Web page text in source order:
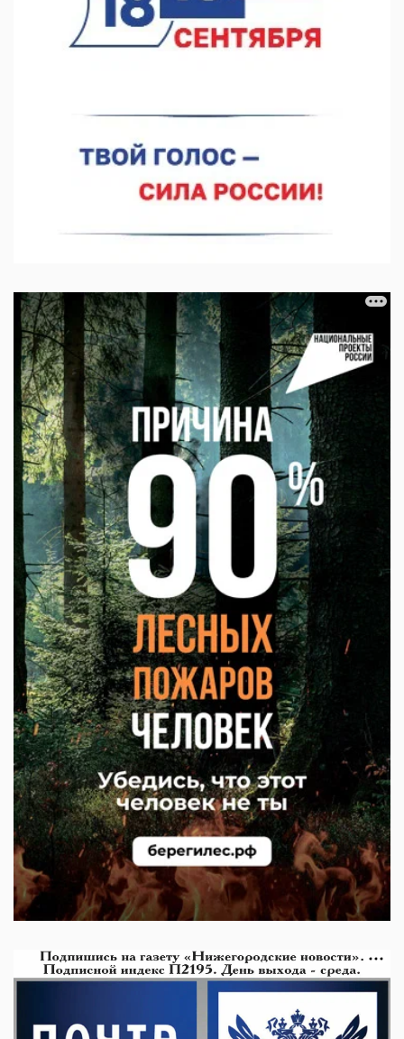
Более 30 нижегородцев прошли обучение для соцконтракта
06.08.2026 14:46